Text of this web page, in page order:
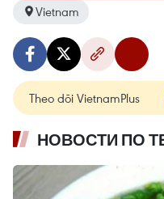
Vietnam
Theo dõi VietnamPlus
НОВОСТИ ПО